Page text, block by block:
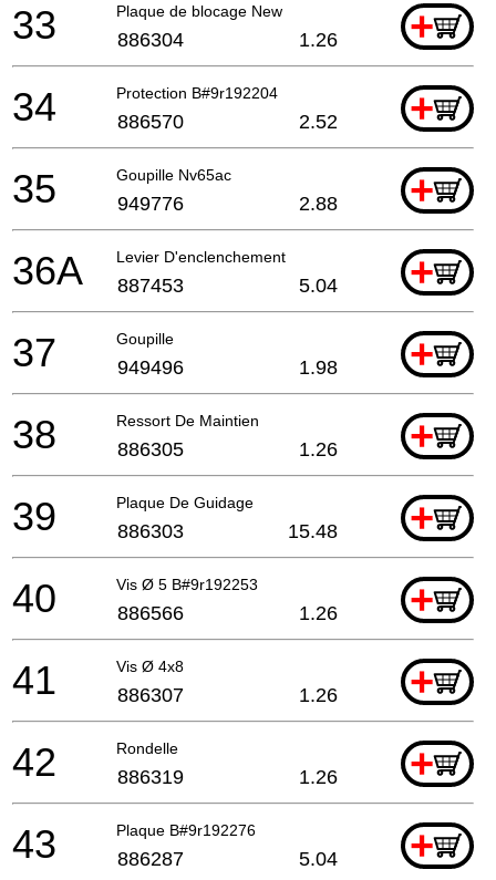
Plaque de blocage New +
33 886304 1.26
Protection B#9r192204 +
34 886570 2.52
Goupille Nv65ac +
35 949776 2.88
Levier D'enclenchement +
36A 887453 5.04
Goupille +
37 949496 1.98
Ressort De Maintien +
38 886305 1.26
Plaque De Guidage +
39 886303 15.48
Vis Ø 5 B#9r192253 +
40 886566 1.26
Vis Ø 4x8 +
41 886307 1.26
Rondelle +
42 886319 1.26
Plaque B#9r192276 +
43 886287 5.04